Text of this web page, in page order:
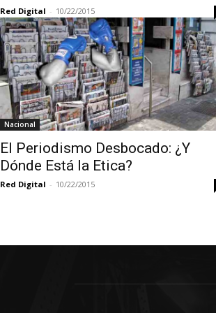
Red Digital - 10/22/2015
Nacional
El Periodismo Desbocado: ¿Y
Dónde Está la Etica?
Red Digital - 10/22/2015